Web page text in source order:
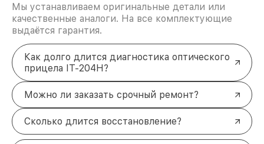
Мы устанавливаем оригинальные детали или
качественные аналоги. На все комплектующие
выдаётся гарантия.
Как долго длится диагностика оптического
прицела IT-204H?
Можно ли заказать срочный ремонт?
Сколько длится восстановление?